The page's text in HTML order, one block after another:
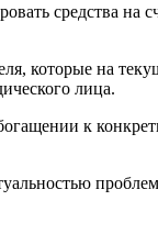
средства
которые на
лица.
к